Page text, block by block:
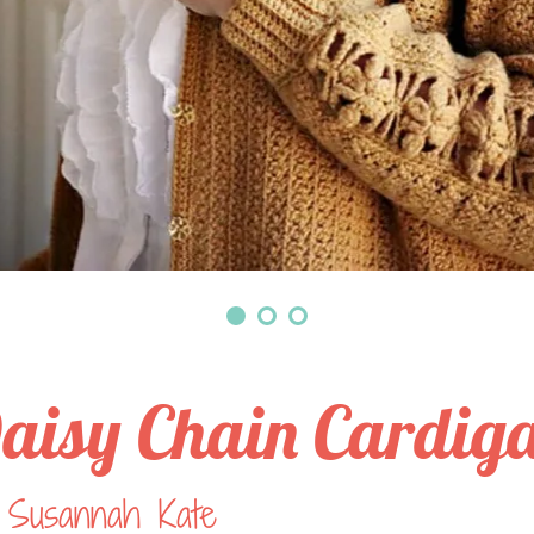
Chain
Kate